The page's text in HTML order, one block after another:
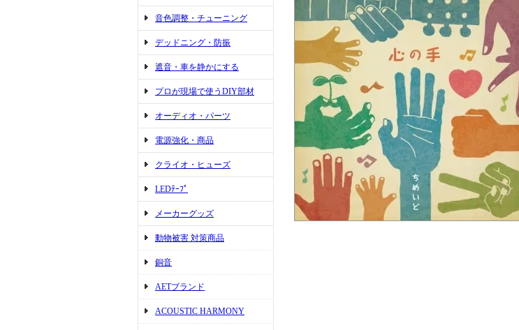
音色調整・チューニング
デッドニング・防振
遮音・車を静かにする
プロが現場で使うDIY部材
オーディオ・パーツ
電源強化・商品
クライオ・ヒューズ
LEDﾃｰﾌﾟ
メーカーグッズ
動物被害 対策商品
銅音
AETブランド
ACOUSTIC HARMONY